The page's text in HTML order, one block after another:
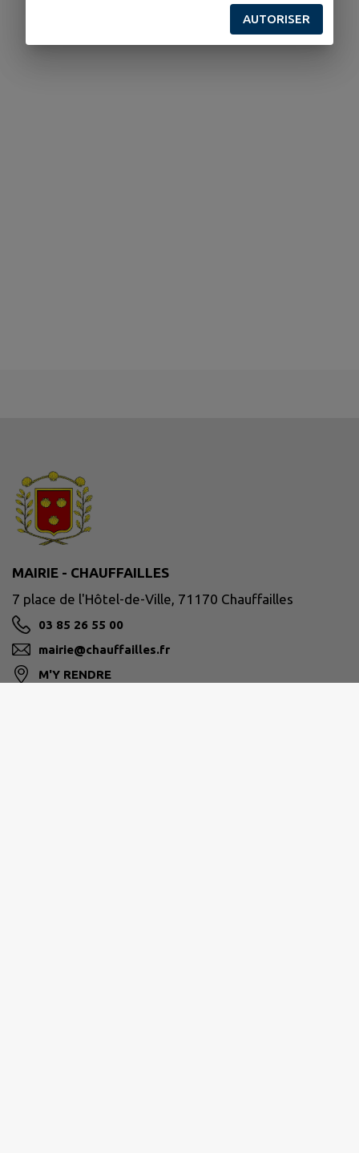
MAIRIE - CHAUFFAILLES
7 place de l'Hôtel-de-Ville, 71170 Chauffailles
03 85 26 55 00
mairie@chauffailles.fr
M'Y RENDRE
AUTORISER